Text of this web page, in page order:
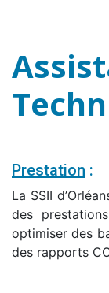
Prestation :
La SSII
des
optimiser des
des rapports